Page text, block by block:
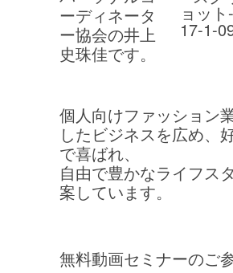
ーディネータ
ー協会の井上
史珠佳です。
個人向けファッション
したビジネスを広め、
で喜ばれ、
自由で豊かなライフス
案しています。
無料動画セミナーのご